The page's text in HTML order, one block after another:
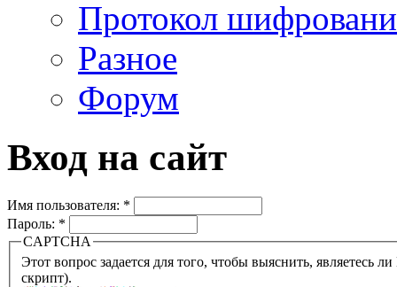
Протокол
Разное
Форум
Вход на сайт
Имя пользователя: *
Пароль: *
CAPTCHA
Этот вопрос задается для того, чтобы выяснить, являетесь ли Вы человеком или представляете из себя робота
скрипт).